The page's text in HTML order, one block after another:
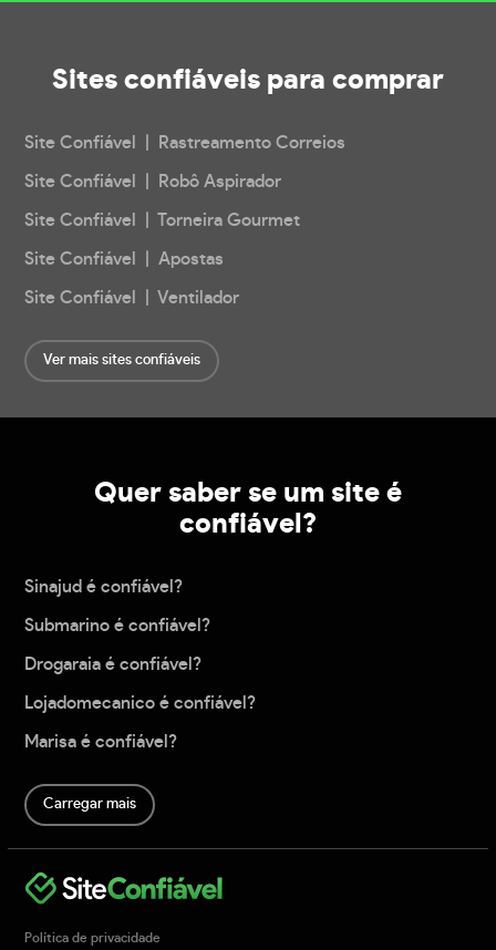
Sites confiáveis para comprar
Site Confiável | Rastreamento Correios
Site Confiável | Robô Aspirador
Site Confiável | Torneira Gourmet
Site Confiável | Apostas
Site Confiável | Ventilador
Ver mais sites confiáveis
Quer saber se um site é
confiável?
Sinajud é confiável?
Submarino é confiável?
Drogaraia é confiável?
Lojadomecanico é confiável?
Marisa é confiável?
Carregar mais
Política de privacidade